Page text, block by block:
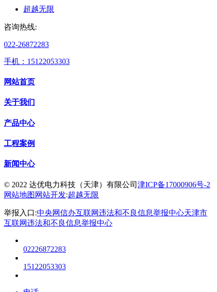
超越无限
咨询热线:
022-26872283
手机：15122053303
网站首页
关于我们
产品中心
工程案例
新闻中心
© 2022 达优电力科技（天津）有限公司 津ICP备17000906号-2
网站地图 网站开发:超越无限
举报入口:中央网信办互联网违法和不良信息举报中心天津市
互联网违法和不良信息举报中心
02226872283
15122053303